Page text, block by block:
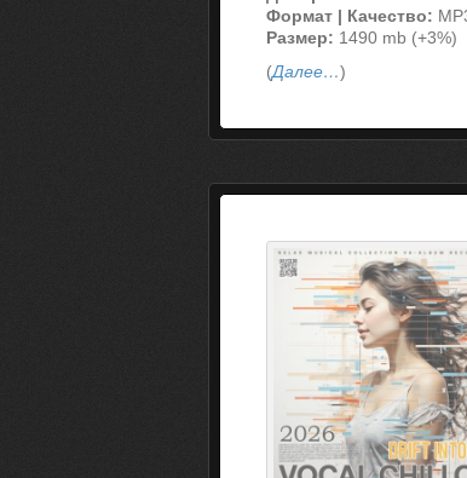
Формат | Качество:
Размер: 1490 mb (+3%)
(Далее…)